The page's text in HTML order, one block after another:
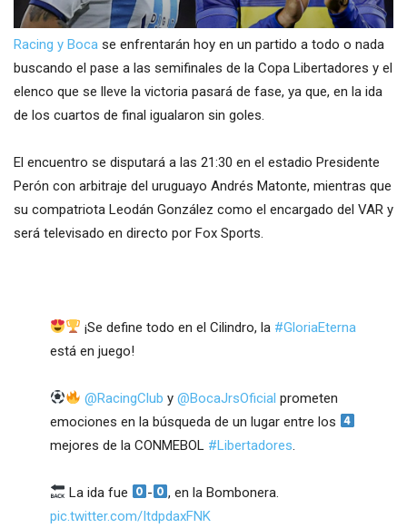
Racing y Boca se enfrentarán hoy en un partido a todo o nada
buscando el pase a las semifinales de la Copa Libertadores y el
elenco que se lleve la victoria pasará de fase, ya que, en la ida
de los cuartos de final igualaron sin goles.
El encuentro se disputará a las 21:30 en el estadio Presidente
Perón con arbitraje del uruguayo Andrés Matonte, mientras que
su compatriota Leodán González como el encargado del VAR y
será televisado en directo por Fox Sports.
¡Se define todo en el Cilindro, la #GloriaEterna
está en juego!
@RacingClub y@BocaJrsOficial prometen
emociones en la búsqueda de un lugar entre los
mejores de la CONMEBOL #Libertadores.
La ida fue -
, en la Bombonera.
pic.twitter.com/ItdpdaxFNK